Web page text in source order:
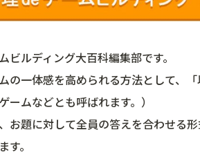
ビルディング大百科編集部です。
の一体感を高められる方法として、
ームなどとも呼ばれます。）
お題に対して全員の答えを合わせる
。